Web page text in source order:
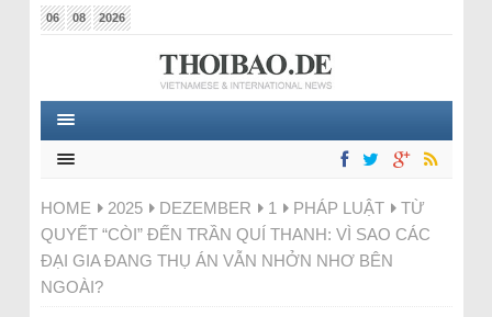
06 08 2026
HOME 2025 DEZEMBER 1 PHÁP LUẬT
TỪ
QUYẾT “CÒI” ĐẾN TRẦN QUÍ THANH: VÌ SAO CÁC
ĐẠI GIA ĐANG THỤ ÁN VẪN NHỞN NHƠ BÊN
NGOÀI?